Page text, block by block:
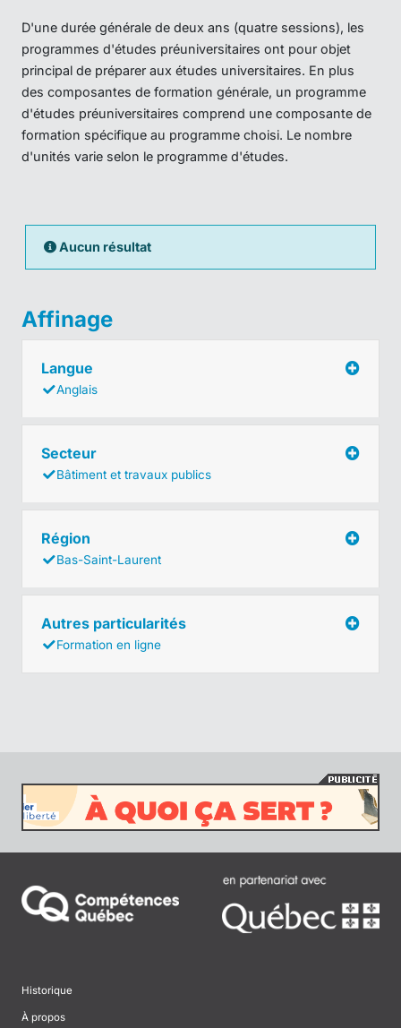
D'une durée générale de deux ans (quatre sessions), les
programmes d'études préuniversitaires ont pour objet
principal de préparer aux études universitaires. En plus
des composantes de formation générale, un programme
d'études préuniversitaires comprend une composante de
formation spécifique au programme choisi. Le nombre
d'unités varie selon le programme d'études.
Aucun résultat
Affinage
Langue
Anglais
Secteur
Bâtiment et travaux publics
Région
Bas-Saint-Laurent
Autres particularités
Formation en ligne
Historique
À propos